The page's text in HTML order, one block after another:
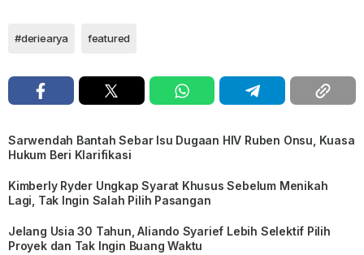
#deriearya featured
Sarwendah Bantah Sebar Isu Dugaan HIV Ruben Onsu, Kuasa
Hukum Beri Klarifikasi
Kimberly Ryder Ungkap Syarat Khusus Sebelum Menikah
Lagi, Tak Ingin Salah Pilih Pasangan
Jelang Usia 30 Tahun, Aliando Syarief Lebih Selektif Pilih
Proyek dan Tak Ingin Buang Waktu